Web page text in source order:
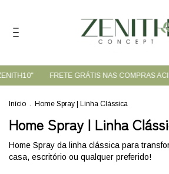
FRETE GRÁTIS NAS COMPRAS
Início . Home Spray | Linha Clássica
Home Spray | Linha
Home Spray da linha clássica para
casa, escritório ou qualquer preferido!